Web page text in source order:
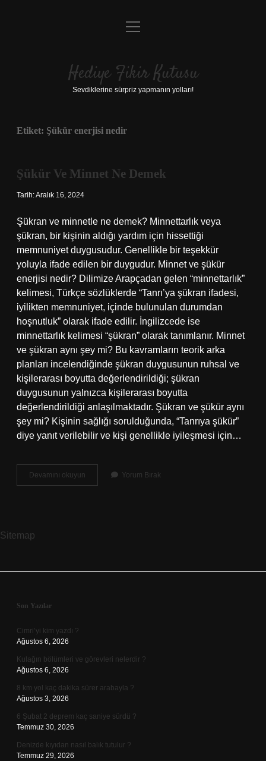
Anasayfa
Yasal Uyarı
menüyü
Hediye Fikir Kutusu
Sevdiklerine sürpriz yapmanın yolları!
Etiket: Şükür enerjisi nedir
Şükür Ve Minnet Ne Demek
Tarih: Aralık 16, 2024
Şükran ve minnetle ne demek? Minnettarlık veya
şükran, bir kişinin aldığı yardım için hissettiği
memnuniyet duygusudur. Genellikle bir teşekkür
yoluyla ifade edilen bir duygudur. Minnet ve şükür
enerjisi nedir? Dilimize Arapçadan gelen “minnettarlık”
kelimesi, Türkçe sözlüklerde “Tanrı’ya şükran ifadesi,
iyilikten memnuniyet, içinde bulunulan durumdan
hoşnutluk” olarak ifade edilir. İngilizcede ise
minnettarlık kelimesi “şükran” olarak tanımlanır. Minnet
ve şükran aynı şey mi? Bu kavramların teorik arka
planları incelendiğinde şükran duygusunun ruhsal ve
kişilerarası boyutta değerlendirildiği; şükran
duygusunun yalnızca kişilerarası boyutta
değerlendirildiği anlaşılmaktadır. Şükran ve şükür aynı
şey mi? Kişinin sağlığı sorulduğunda, “Tanrıya şükür”
diye yanıt verilebilir ve kişi genellikle iyileşmesi için…
Devamını okuyun
Ve
Yorum Bırak
Sitemap
Sidebar
Son Yazılar
Cimri’yi kim yazdı ?
Ağustos 6, 2026
Kulağın bölümleri ve görevleri nelerdir ?
Ağustos 6, 2026
8 km yol kaç dakika sürer arabayla ?
Ağustos 3, 2026
6 Şubat 2 deprem kaç saniye sürdü ?
Temmuz 30, 2026
Denizde kıyıdan nasıl balık tutulur ?
Temmuz 29, 2026